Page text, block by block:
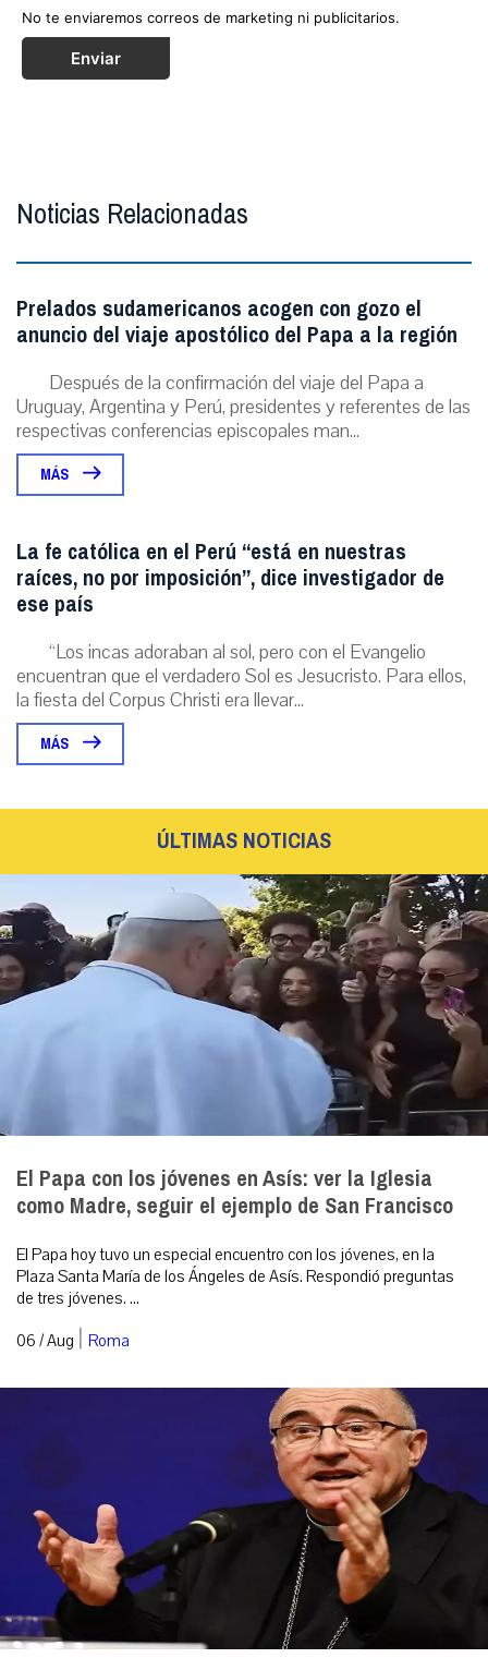
No te enviaremos correos de marketing ni publicitarios.
Enviar
Noticias Relacionadas
Prelados sudamericanos acogen con gozo el
anuncio del viaje apostólico del Papa a la región
Después de la confirmación del viaje del Papa a
Uruguay, Argentina y Perú, presidentes y referentes de las
respectivas conferencias episcopales man...
MÁS
La fe católica en el Perú “está en nuestras
raíces, no por imposición”, dice investigador de
ese país
“Los incas adoraban al sol, pero con el Evangelio
encuentran que el verdadero Sol es Jesucristo. Para ellos,
la fiesta del Corpus Christi era llevar...
MÁS
ÚLTIMAS NOTICIAS
El Papa con los jóvenes en Asís: ver la Iglesia
como Madre, seguir el ejemplo de San Francisco
El Papa hoy tuvo un especial encuentro con los jóvenes, en la
Plaza Santa María de los Ángeles de Asís. Respondió preguntas
de tres jóvenes. ...
06 / Aug | Roma